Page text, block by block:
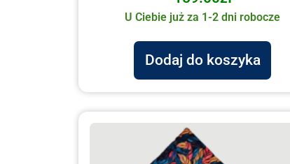
U Ciebie już za 1-2 dni robocze
Dodaj do koszyka